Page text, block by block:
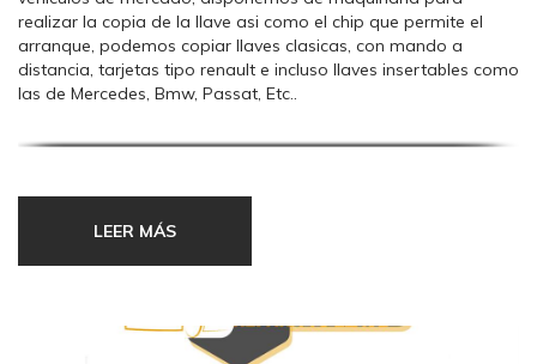
realizar la copia de la llave asi como el chip que permite el
arranque, podemos copiar llaves clasicas, con mando a
distancia, tarjetas tipo renault e incluso llaves insertables como
las de Mercedes, Bmw, Passat, Etc..
Si lo que necesita es una mando o llave nueva, encuentre su
Un transpondedor o transponder es un tipo de
LEER MÁS